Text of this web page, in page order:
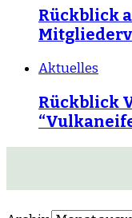
Rückblick
Aktuelles
Rückblick